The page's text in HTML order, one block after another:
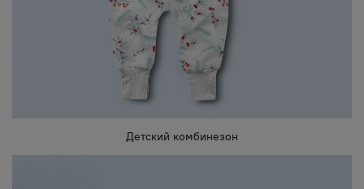
Детский комбинезон